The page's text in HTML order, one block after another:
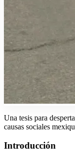
Una tesis para
causas sociales
Introducción